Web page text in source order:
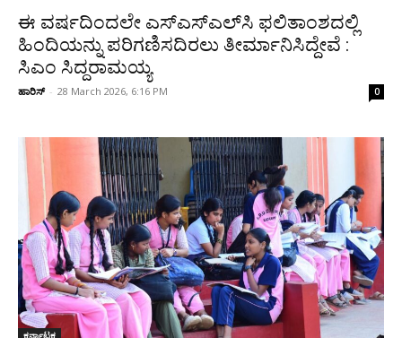
ಈ ವರ್ಷದಿಂದಲೇ ಎಸ್‌ಎಸ್‌ಎಲ್‌ಸಿ ಫಲಿತಾಂಶದಲ್ಲಿ
ಹಿಂದಿಯನ್ನು ಪರಿಗಣಿಸದಿರಲು ತೀರ್ಮಾನಿಸಿದ್ದೇವೆ :
ಸಿಎಂ ಸಿದ್ದರಾಮಯ್ಯ
ಹಾರಿಸ್ - 28 March 2026, 6:16 PM 0
ಕರ್ನಾಟಕ